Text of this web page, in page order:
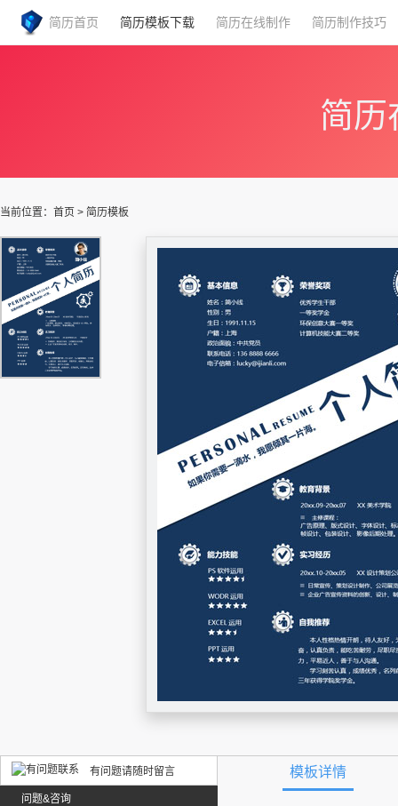
简历首页 简历模板下载 简历在线制作 简历制作技巧
简历
当前位置： 首页 > 简历模板
有问题请随时留言
问题&咨询
模板详情